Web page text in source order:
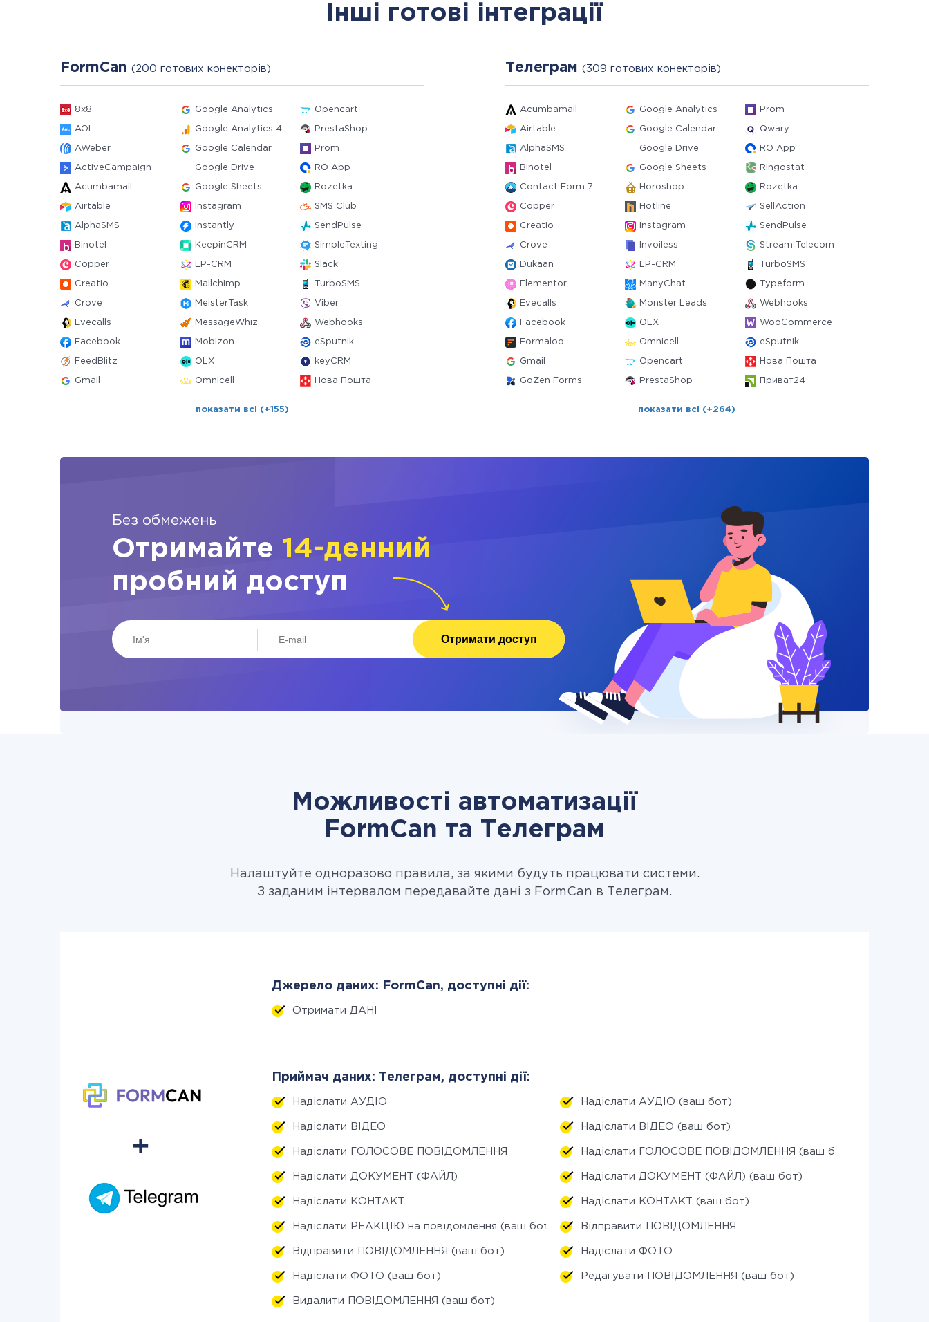
Інші готові інтеграції
FormCan (200 готових конекторів)
8x8 Google Analytics Opencart
AOL Google Analytics 4 PrestaShop
AWeber Google Calendar Prom
ActiveCampaign Google Drive RO App
Acumbamail Google Sheets Rozetka
Airtable Instagram SMS Club
AlphaSMS Instantly SendPulse
Binotel KeepinCRM SimpleTexting
Copper LP-CRM Slack
Creatio Mailchimp TurboSMS
Crove MeisterTask Viber
Evecalls MessageWhiz Webhooks
Facebook Mobizon eSputnik
FeedBlitz OLX keyCRM
Gmail Omnicell Нова Пошта
показати всі (+155)
Телеграм (309 готових конекторів)
Acumbamail Google Analytics Prom
Airtable Google Calendar Qwary
AlphaSMS Google Drive RO App
Binotel Google Sheets Ringostat
Contact Form 7 Horoshop Rozetka
Copper Hotline SellAction
Creatio Instagram SendPulse
Crove Invoiless Stream Telecom
Dukaan LP-CRM TurboSMS
Elementor ManyChat Typeform
Evecalls Monster Leads Webhooks
Facebook OLX WooCommerce
Formaloo Omnicell eSputnik
Gmail Opencart Нова Пошта
GoZen Forms PrestaShop Приват24
показати всі (+264)
Без обмежень
Отримайте 14-денний
пробний доступ
Отримати доступ
Можливості автоматизації
FormCan та Телеграм
Налаштуйте одноразово правила, за якими будуть працювати системи.
З заданим інтервалом передавайте дані з FormCan в Телеграм.
Джерело даних: FormCan, доступні дії:
Отримати ДАНІ
Приймач даних: Телеграм, доступні дії:
Надіслати АУДІО Надіслати АУДІО (ваш бот)
Надіслати ВІДЕО Надіслати ВІДЕО (ваш бот)
Надіслати ГОЛОСОВЕ ПОВІДОМЛЕННЯ Надіслати ГОЛОСОВЕ ПОВІДОМЛЕННЯ (ваш бот)
Надіслати ДОКУМЕНТ (ФАЙЛ) Надіслати ДОКУМЕНТ (ФАЙЛ) (ваш бот)
Надіслати КОНТАКТ Надіслати КОНТАКТ (ваш бот)
Надіслати РЕАКЦІЮ на повідомлення (ваш бот) Відправити ПОВІДОМЛЕННЯ
Відправити ПОВІДОМЛЕННЯ (ваш бот) Надіслати ФОТО
Надіслати ФОТО (ваш бот) Редагувати ПОВІДОМЛЕННЯ (ваш бот)
Видалити ПОВІДОМЛЕННЯ (ваш бот)